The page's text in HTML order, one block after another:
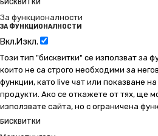
БИСКВИТКИ
За функционалности
ЗА ФУНКЦИОНАЛНОСТИ
Вкл.Изкл.
Този тип "бисквитки" се използват за
които не са строго необходими за
функции, като live чат или показване
продукти. Ако се откажете от тях, ще
използвате сайта, но с ограничена
БИСКВИТКИ